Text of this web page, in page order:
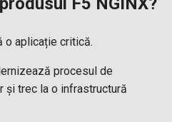
o aplicație critică.
procesul de
și trec la o infrastructură